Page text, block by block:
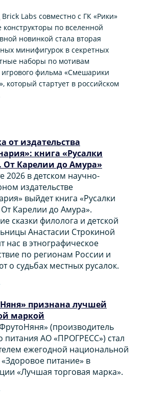
Labs совместно с ГК «Рики»
по вселенной
новинкой стала вторая
минифигурок в секретных
наборы по мотивам
фильма «Смешарики
который стартует в российском
от издательства
книга «Русалки
От Карелии до Амура»
2026 в детском научно-
издательстве
выйдет книга «Русалки
Карелии до Амура».
сказки филолога и детской
Анастасии Строкиной
нас в этнографическое
по регионам России и
о судьбах местных русалок.
признана лучшей
маркой
(производитель
питания АО «ПРОГРЕСС») стал
ежегодной национальной
питание» в
«Лучшая торговая марка».